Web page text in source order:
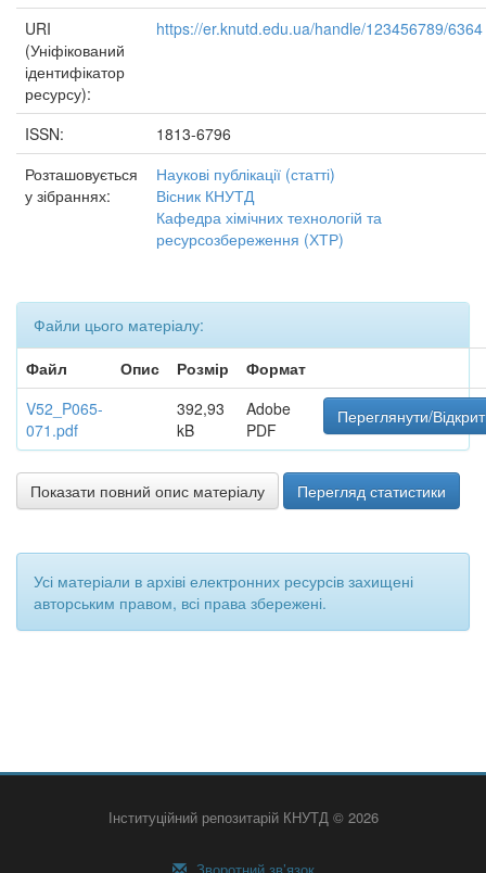
URI
(Уніфікований
ідентифікатор
ресурсу):
https://er.knutd.edu.ua/handle/123456789/6364
ISSN:
1813-6796
Розташовується
у зібраннях:
Наукові публікації (статті)
Вісник КНУТД
Кафедра хімічних технологій та
ресурсозбереження (ХТР)
Файли цього матеріалу:
Файл
Опис Розмір
Формат
V52_P065-
071.pdf
392,93
kB
Adobe
PDF
Переглянути/
Показати повний опис матеріалу Перегляд статистики
Усі матеріали в архіві електронних ресурсів захищені
авторським правом, всі права збережені.
Інституційний репозитарій КНУТД © 2026